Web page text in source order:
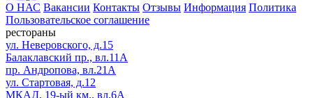
О НАС Вакансии Контакты Отзывы Информация Политика
Пользовательское соглашение
рестораны
ул. Неверовского, д.15
Балаклавский пр., вл.11А
пр. Андропова, вл.21А
ул. Стартовая, д.12
МКАД, 19-ый км., вл.6А